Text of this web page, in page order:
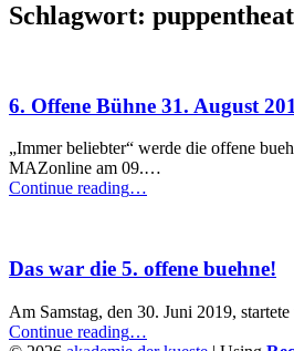
Schlagwort:
6. Offene Bühne 31. August
„Immer beliebter“ werde die offene
MAZonline am 09.…
Continue reading“6.
August
16-
18
Uhr”
…
Das war die 5. offene buehne!
Am Samstag, den 30. Juni 2019,
Continue reading“Das
…